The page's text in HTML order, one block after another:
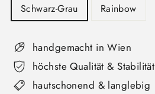
Schwarz-Grau Rainbow
handgemacht in Wien
höchste Qualität & Stabilität
hautschonend & langlebig